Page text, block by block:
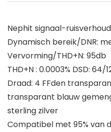
Nephit signaal-
Dynamisch bereik/DNR:
Vervorming/THD+N: 95db
THD+N : 0.0003% DSD: 64/
Draad: 4 FFden
transparant blauw
sterling zilver
Compatibel met 95% van